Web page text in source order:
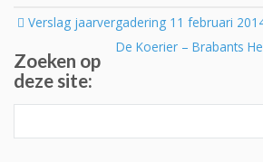
Post
Verslag jaarvergadering 11 februari
De Koerier – Brabants
Zoeken op
deze site: